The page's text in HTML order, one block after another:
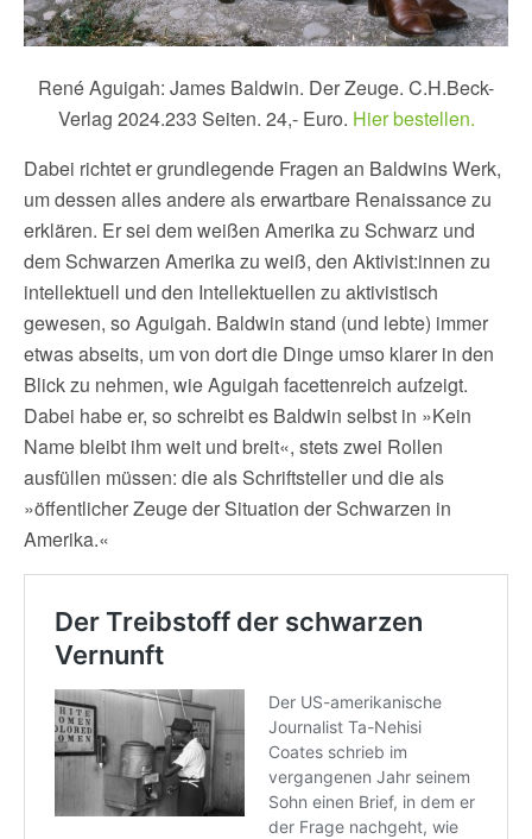
René Aguigah: James Baldwin. Der Zeuge. C.H.Beck-
Verlag 2024.233 Seiten. 24,- Euro. Hier bestellen.
Dabei richtet er grundlegende Fragen an Baldwins Werk,
um dessen alles andere als erwartbare Renaissance zu
erklären. Er sei dem weißen Amerika zu Schwarz und
dem Schwarzen Amerika zu weiß, den Aktivist:innen zu
intellektuell und den Intellektuellen zu aktivistisch
gewesen, so Aguigah. Baldwin stand (und lebte) immer
etwas abseits, um von dort die Dinge umso klarer in den
Blick zu nehmen, wie Aguigah facettenreich aufzeigt.
Dabei habe er, so schreibt es Baldwin selbst in »Kein
Name bleibt ihm weit und breit«, stets zwei Rollen
ausfüllen müssen: die als Schriftsteller und die als
»öffentlicher Zeuge der Situation der Schwarzen in
Amerika.«